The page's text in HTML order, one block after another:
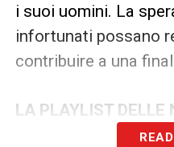
i suoi uomini. La
infortunati possano
contribuire a una
LA PLAYLIST DELLE